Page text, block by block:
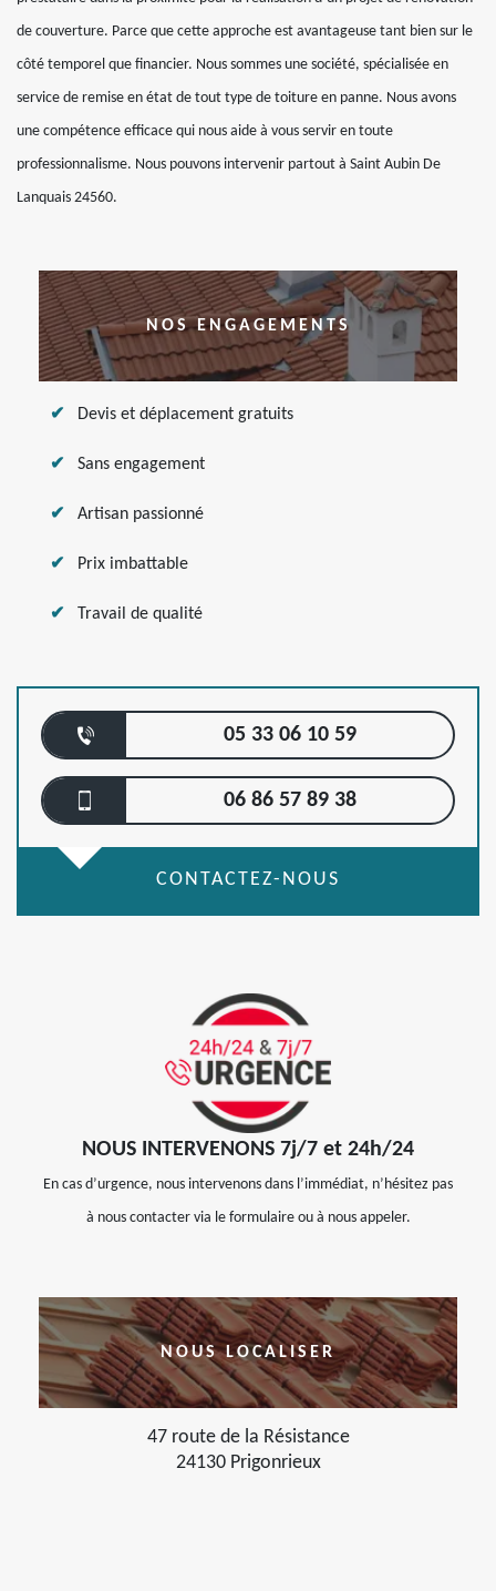
de couverture. Parce que cette approche est avantageuse tant bien sur le
côté temporel que financier. Nous sommes une société, spécialisée en
service de remise en état de tout type de toiture en panne. Nous avons
une compétence efficace qui nous aide à vous servir en toute
professionnalisme. Nous pouvons intervenir partout à Saint Aubin De
Lanquais 24560.
NOS ENGAGEMENTS
Devis et déplacement gratuits
Sans engagement
Artisan passionné
Prix imbattable
Travail de qualité
05 33 06 10 59
06 86 57 89 38
CONTACTEZ-NOUS
NOUS INTERVENONS 7j/7 et 24h/24
En cas d’urgence, nous intervenons dans l’immédiat, n’hésitez pas
à nous contacter via le formulaire ou à nous appeler.
NOUS LOCALISER
47 route de la Résistance
24130 Prigonrieux